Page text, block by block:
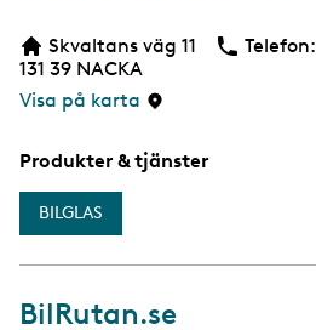
Skvaltans väg 11
131 39 NACKA
Visa på karta
Telefon:
Produkter & tjänster
BILGLAS
BilRutan.se